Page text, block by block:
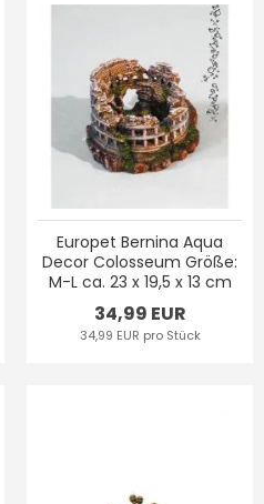
Europet Bernina Aqua
Decor Colosseum Größe:
M-L ca. 23 x 19,5 x 13 cm
34,99 EUR
34,99 EUR pro Stück